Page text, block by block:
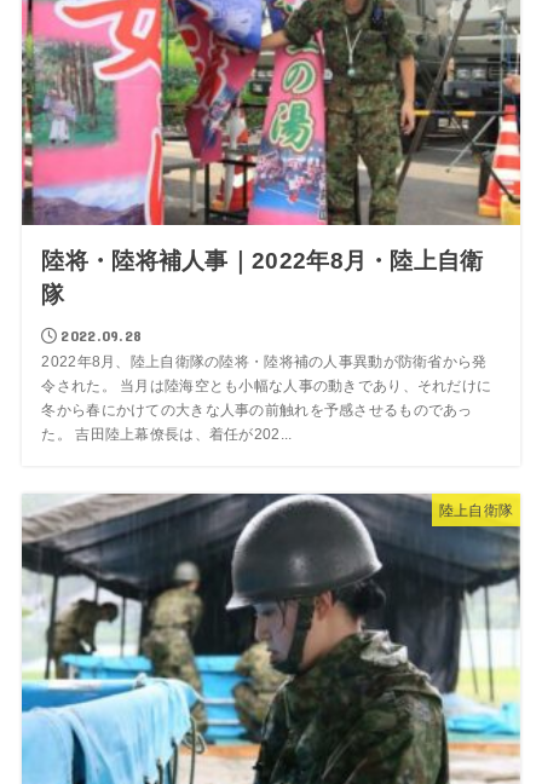
陸将・陸将補人事｜2022年8月・陸上自衛
隊
2022.09.28
2022年8月、陸上自衛隊の陸将・陸将補の人事異動が防衛省から発
令された。 当月は陸海空とも小幅な人事の動きであり、それだけに
冬から春にかけての大きな人事の前触れを予感させるものであっ
た。 吉田陸上幕僚長は、着任が202...
陸上自衛隊